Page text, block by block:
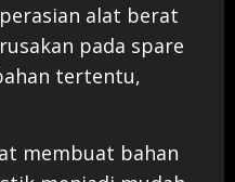
alat berat
pada spare
tertentu,
membuat bahan